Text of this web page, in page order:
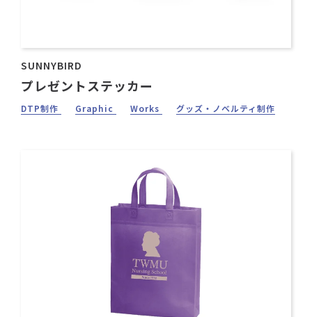
SUNNYBIRD
プレゼントステッカー
DTP制作 Graphic Works グッズ・ノベルティ制作